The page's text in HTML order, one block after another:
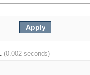
(0.002 seconds)